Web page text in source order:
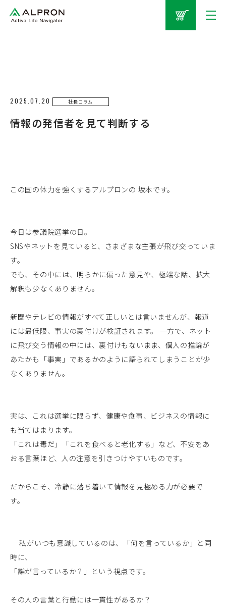
2025.07.20 社長コラム
情報の発信者を見て判断する
この国の体力を強くするアルプロンの 坂本です。
今日は参議院選挙の日。
SNSやネットを見ていると、さまざまな主張が飛び交っていま
す。
でも、その中には、明らかに偏った意見や、極端な話、拡大
解釈も少なくありません。
新聞やテレビの情報がすべて正しいとは言いませんが、報道
には最低限、事実の裏付けが検証されます。 一方で、ネット
に飛び交う情報の中には、裏付けもないまま、個人の推論が
あたかも「事実」であるかのように語られてしまうことが少
なくありません。
実は、これは選挙に限らず、健康や食事、ビジネスの情報に
も当てはまります。
「これは毒だ」「これを食べると老化する」など、不安をあ
おる言葉ほど、人の注意を引きつけやすいものです。
だからこそ、冷静に落ち着いて情報を見極める力が必要で
す。
私がいつも意識しているのは、「何を言っているか」と同
時に、
「誰が言っているか？」という視点です。
その人の言葉と行動には一貫性があるか？